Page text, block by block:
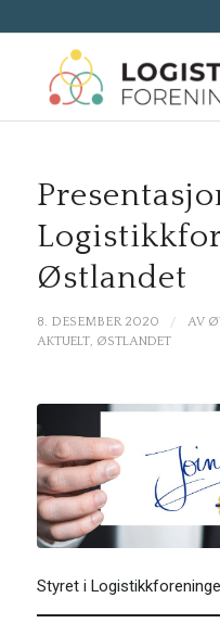
Østlandet
8. DESEMBER 2020 / AV
AKTUELT, ØSTLANDET
Styret i